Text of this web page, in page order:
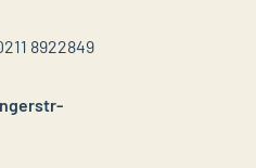
8922849